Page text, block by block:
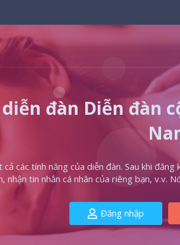
đàn Diễn đàn
các tính năng của diễn đàn. Sau khi
nhận tin nhắn cá nhân của riêng bạn, v.v.
Đăng nhập